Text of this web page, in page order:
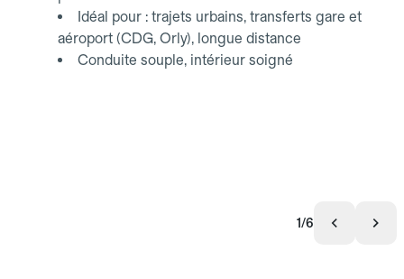
Idéal pour : trajets urbains, transferts gare et
aéroport (CDG, Orly), longue distance
Conduite souple, intérieur soigné
1/6